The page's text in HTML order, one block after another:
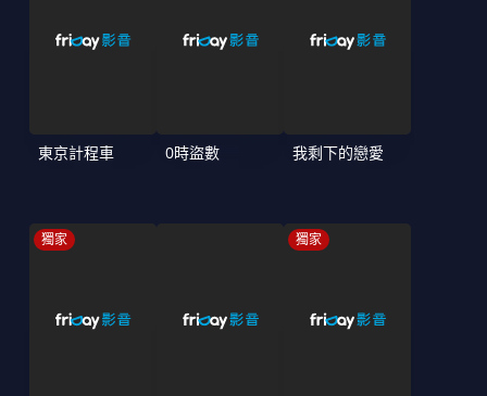
東京計程車 0時盜數 我剩下的戀愛
獨家 獨家